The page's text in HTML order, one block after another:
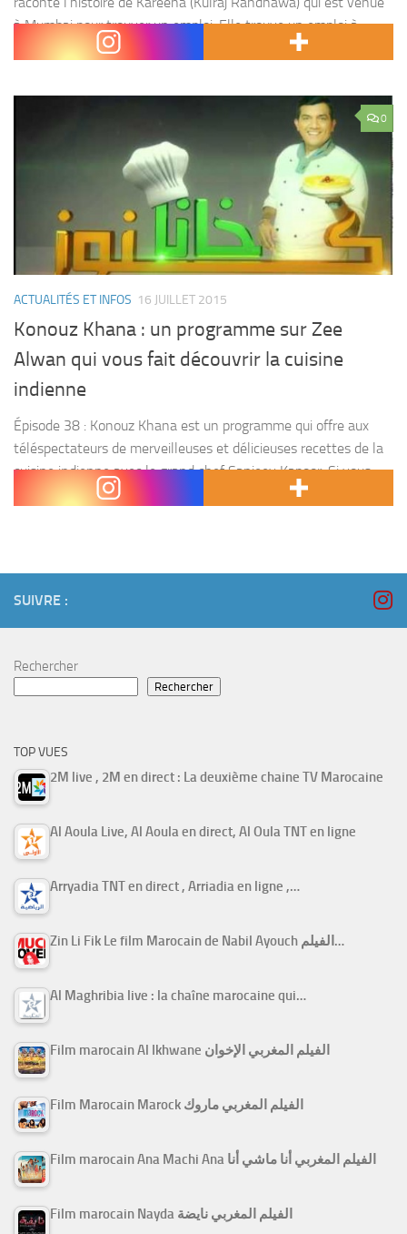
à Mumbai pour trouver un emploi. Elle trouve un emploi à
Chamatkar Soaps qui...
0
ACTUALITÉS ET INFOS 16 JUILLET 2015
Konouz Khana : un programme sur Zee
Alwan qui vous fait découvrir la cuisine
indienne
Épisode 38 : Konouz Khana est un programme qui offre aux
téléspectateurs de merveilleuses et délicieuses recettes de la
cuisine indienne avec le grand chef Sanjeev Kapoor. Si vous
êtes intéressé par la cuisine...
SUIVRE :
Rechercher
Rechercher
TOP VUES
2M live , 2M en direct : La deuxième chaine TV Marocaine
Al Aoula Live, Al Aoula en direct, Al Oula TNT en ligne
Arryadia TNT en direct , Arriadia en ligne ,…
Zin Li Fik Le film Marocain de Nabil Ayouch الفيلم…
Al Maghribia live : la chaîne marocaine qui…
Film marocain Al Ikhwane الفيلم المغربي الإخوان
Film Marocain Marock الفيلم المغربي ماروك
Film marocain Ana Machi Ana الفيلم المغربي أنا ماشي أنا
Film marocain Nayda الفيلم المغربي نايضة